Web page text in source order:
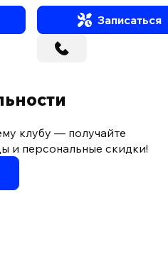
Записаться
клубу — получайте
и персональные скидки!